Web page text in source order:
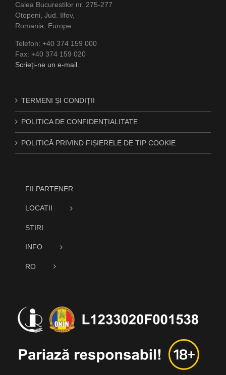
Calea Bucurestilor nr. 275-277
Otopeni, Jud. Ilfov,
Romania, Europe
Telefon: +40 374 159 000
Fax: +40 374 159 020
Scrieți-ne un e-mail.
TERMENI ȘI CONDIȚII
POLITICA DE CONFIDENȚIALITATE
POLITICĂ PRIVIND FIȘIERELE DE TIP COOKIE
FII PARTENER
LOCATII
STIRI
INFO
RO